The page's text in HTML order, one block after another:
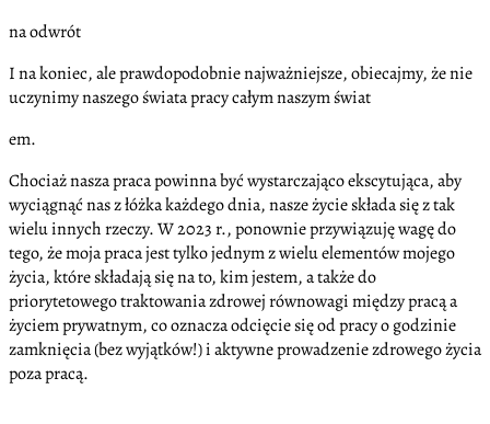
na odwrót
I na koniec, ale prawdopodobnie najważniejsze, obiecajmy, że nie
uczynimy naszego świata pracy całym naszym świat
em.
Chociaż nasza praca powinna być wystarczająco ekscytująca, aby
wyciągnąć nas z łóżka każdego dnia, nasze życie składa się z tak
wielu innych rzeczy. W 2023 r., ponownie przywiązuję wagę do
tego, że moja praca jest tylko jednym z wielu elementów mojego
życia, które składają się na to, kim jestem, a także do
priorytetowego traktowania zdrowej równowagi między pracą a
życiem prywatnym, co oznacza odcięcie się od pracy o godzinie
zamknięcia (bez wyjątków!) i aktywne prowadzenie zdrowego życia
poza pracą.